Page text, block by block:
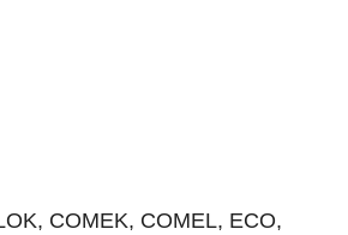
COMEK, COMEL, ECO,